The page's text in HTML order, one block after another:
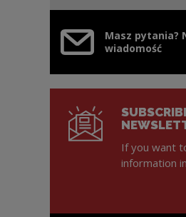
Masz pytania?
wiadomość
If you want
information